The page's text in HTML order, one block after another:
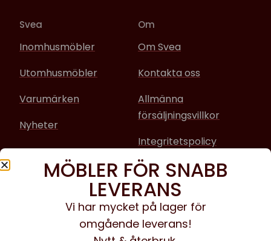
Svea
Inomhusmöbler
Utomhusmöbler
Varumärken
Nyheter
Om
Om Svea
Kontakta oss
Allmänna
försäljningsvillkor
Integritetspolicy
Sociala media
Facebook
Instagram
MÖBLER FÖR SNABB
LEVERANS
Vi har mycket på lager för
omgående leverans!